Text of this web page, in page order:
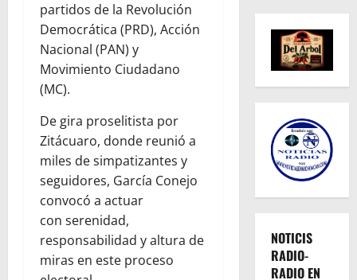
partidos de la Revolución
Democrática (PRD), Acción
Nacional (PAN) y
Movimiento Ciudadano
(MC).
De gira proselitista por
Zitácuaro, donde reunió a
miles de simpatizantes y
seguidores, García Conejo
convocó a actuar
con serenidad,
responsabilidad y altura de
miras en este proceso
NOTICIS
RADIO-
RADIO EN